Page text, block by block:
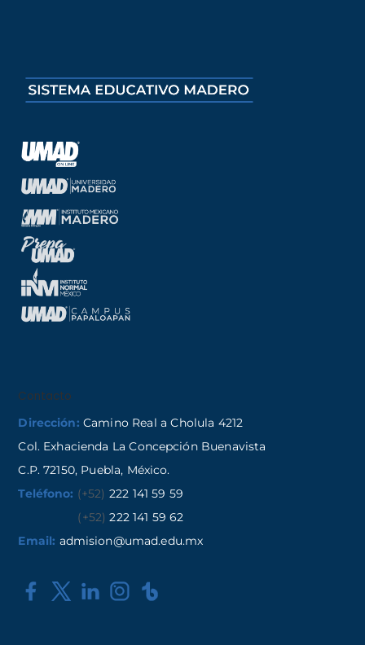
Contacto
Dirección: Camino Real a Cholula 4212
Col. Exhacienda La Concepción Buenavista
C.P. 72150, Puebla, México.
Teléfono: (+52) 222 141 59 59
(+52) 222 141 59 62
Email: admision@umad.edu.mx